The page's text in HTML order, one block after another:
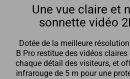
Une vue claire et
sonnette vidéo
Dotée de la meilleure
B Pro restitue des vidéos
chaque détail des visiteurs, et
infrarouge de 5 m pour une